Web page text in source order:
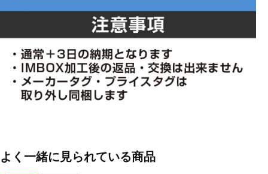
よく一緒に見られている商品